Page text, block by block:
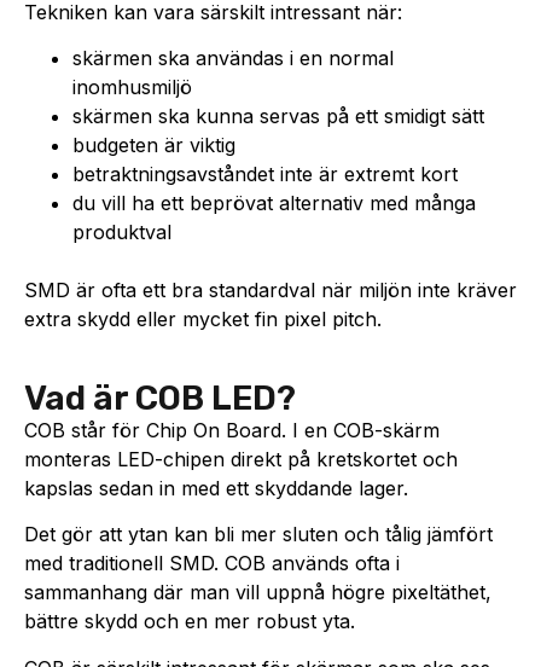
Tekniken kan vara särskilt intressant när:
skärmen ska användas i en normal
inomhusmiljö
skärmen ska kunna servas på ett smidigt sätt
budgeten är viktig
betraktningsavståndet inte är extremt kort
du vill ha ett beprövat alternativ med många
produktval
SMD är ofta ett bra standardval när miljön inte kräver
extra skydd eller mycket fin pixel pitch.
Vad är COB LED?
COB står för Chip On Board. I en COB-skärm
monteras LED-chipen direkt på kretskortet och
kapslas sedan in med ett skyddande lager.
Det gör att ytan kan bli mer sluten och tålig jämfört
med traditionell SMD. COB används ofta i
sammanhang där man vill uppnå högre pixeltäthet,
bättre skydd och en mer robust yta.